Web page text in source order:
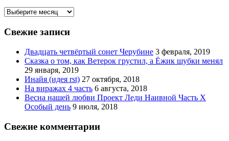
Архивы
Свежие записи
Двадцать четвёртый сонет Черубине 3 февраля, 2019
Сказка о том, как Ветерок грустил, а Ёжик шубки менял
29 января, 2019
Инайя (идея rst) 27 октября, 2018
На виражах 4 часть 6 августа, 2018
Весна нашей любви Проект Леди Наивной Часть Х
Особый день 9 июля, 2018
Свежие комментарии